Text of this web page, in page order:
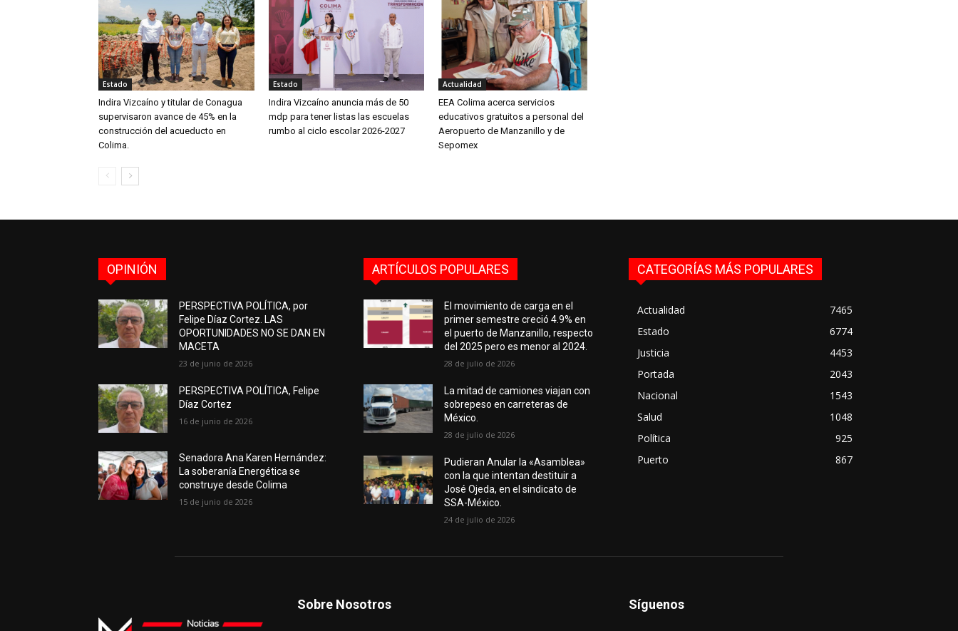
Estado
Indira Vizcaíno y titular de Conagua
supervisaron avance de 45% en la
construcción del acueducto en
Colima.
Estado
Indira Vizcaíno anuncia más de 50
mdp para tener listas las escuelas
rumbo al ciclo escolar 2026-2027
Actualidad
EEA Colima acerca servicios
educativos gratuitos a personal del
Aeropuerto de Manzanillo y de
Sepomex
OPINIÓN
PERSPECTIVA POLÍTICA, por
Felipe Díaz Cortez. LAS
OPORTUNIDADES NO SE DAN EN
MACETA
23 de junio de 2026
PERSPECTIVA POLÍTICA, Felipe
Díaz Cortez
16 de junio de 2026
Senadora Ana Karen Hernández:
La soberanía Energética se
construye desde Colima
15 de junio de 2026
ARTÍCULOS POPULARES
El movimiento de carga en el
primer semestre creció 4.9% en
el puerto de Manzanillo, respecto
del 2025 pero es menor al 2024.
28 de julio de 2026
La mitad de camiones viajan con
sobrepeso en carreteras de
México.
28 de julio de 2026
Pudieran Anular la «Asamblea»
con la que intentan destituir a
José Ojeda, en el sindicato de
SSA-México.
24 de julio de 2026
CATEGORÍAS MÁS POPULARES
Actualidad
7465
Estado
6774
Justicia
4453
Portada
2043
Nacional
1543
Salud
1048
Política
925
Puerto
867
Sobre Nosotros Síguenos